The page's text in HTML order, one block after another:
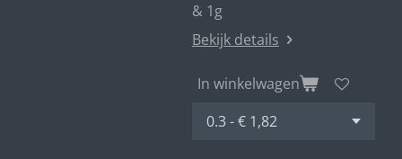
& 1g
Bekijk details
In winkelwagen